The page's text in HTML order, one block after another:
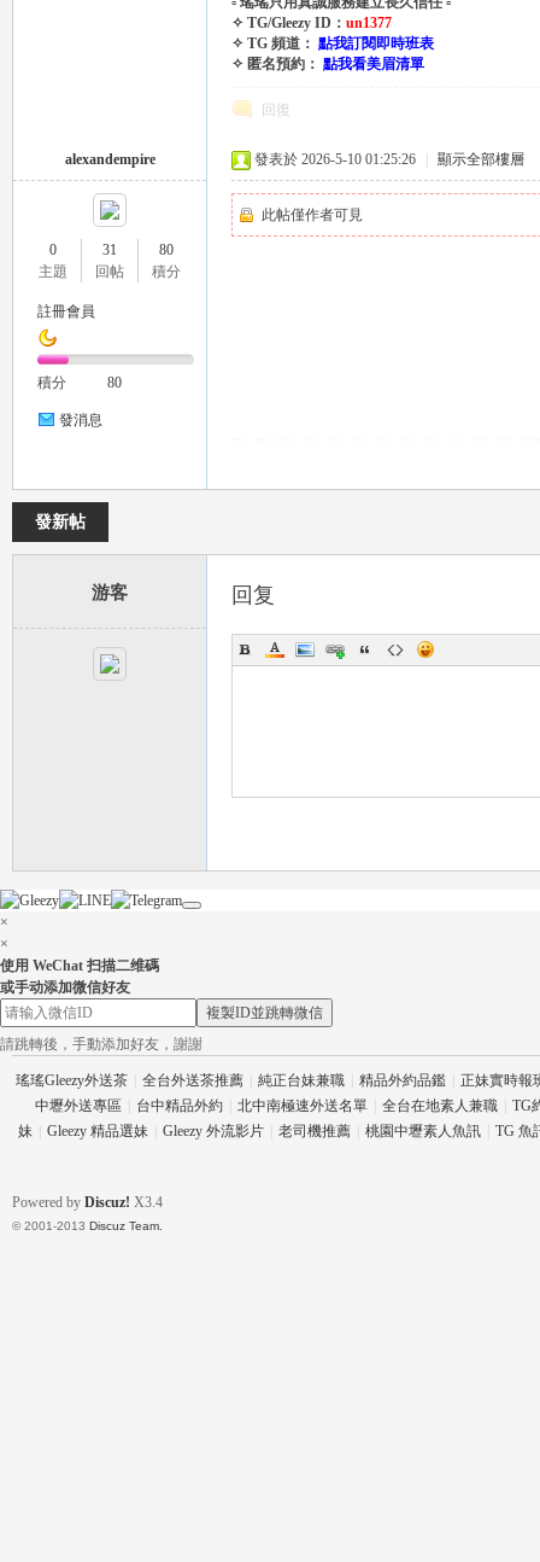
26
老
✧ TG/Gleezy ID： un1377
✧ TG 頻道： 點我訂閱即時班表
✧ 匿名預約： 點我看美眉清單
回復
alexandempire
0
主題
31
回帖
80
積分
註冊會員
積分 80
發消息
發表於 2026-5-10 01:25:26 顯示全部樓層
此帖僅作者可見
發新帖
游客 回复
×
×
使用 WeChat 扫描二维碼
或手动添加微信好友
複製ID並跳轉微信
請跳轉後，手動添加好友，謝謝
瑤瑤Gleezy外送茶 全台外送茶推薦 純正台妹兼職 精品外約品鑑
正妹實時報
中壢外送專區
台中精品外約 北中南極速外送名單 全台在地素人兼職
TG
妹
Gleezy 精品選妹 Gleezy 外流影片 老司機推薦 桃園中壢素人魚訊 TG 魚
Powered by Discuz! X3.4
© 2001-2013 Discuz Team.